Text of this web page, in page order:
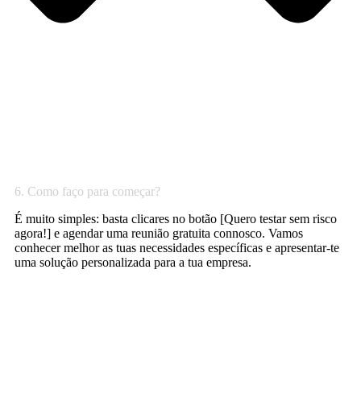
6. Como faço para começar?
É muito simples: basta clicares no botão [Quero testar sem risco
agora!] e agendar uma reunião gratuita connosco. Vamos
conhecer melhor as tuas necessidades específicas e apresentar-te
uma solução personalizada para a tua empresa.